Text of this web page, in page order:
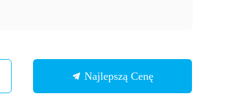
Najlepszą Cenę